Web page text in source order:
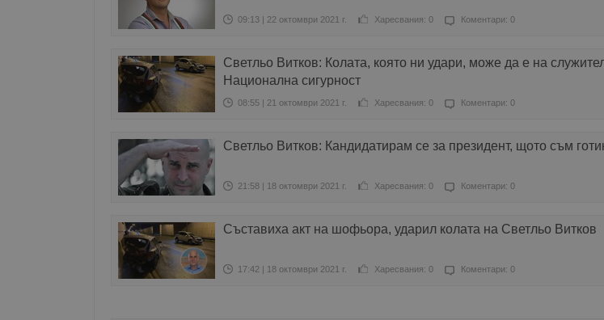
09:13 | 22 октомври 2021 г. Харесвания: 0 Коментари: 0
Светльо Витков: Колата, която ни удари, може да е на
Национална сигурност
08:55 | 21 октомври 2021 г. Харесвания: 0 Коментари: 0
Светльо Витков: Кандидатирам се за президент, щото съм
21:58 | 18 октомври 2021 г. Харесвания: 0 Коментари: 0
Съставиха акт на шофьора, ударил колата на Светльо Витков
17:42 | 18 октомври 2021 г. Харесвания: 0 Коментари: 0